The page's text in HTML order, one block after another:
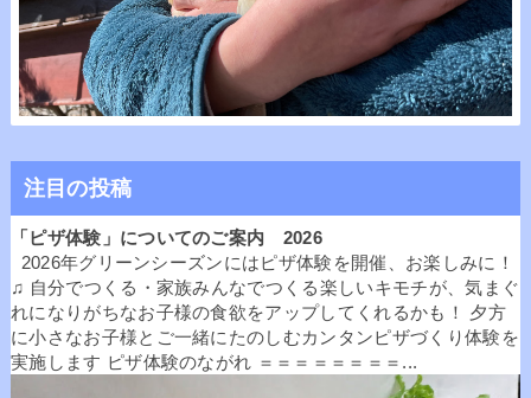
注目の投稿
「ピザ体験」についてのご案内 2026
2026年グリーンシーズンにはピザ体験を開催、お楽しみに！
♫ 自分でつくる・家族みんなでつくる楽しいキモチが、気まぐ
れになりがちなお子様の食欲をアップしてくれるかも！ 夕方
に小さなお子様とご一緒にたのしむカンタンピザづくり体験を
実施します ピザ体験のながれ ＝＝＝＝＝＝＝＝...